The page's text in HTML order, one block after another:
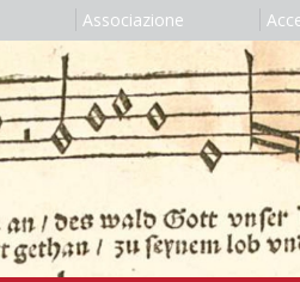
Associazione